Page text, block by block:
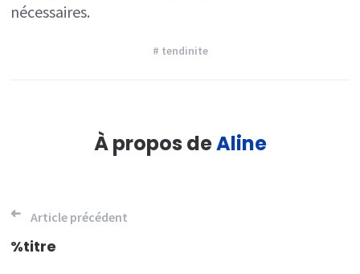
nécessaires.
# tendinite
À propos deAline
Navigation
de
Article précédent
%titre